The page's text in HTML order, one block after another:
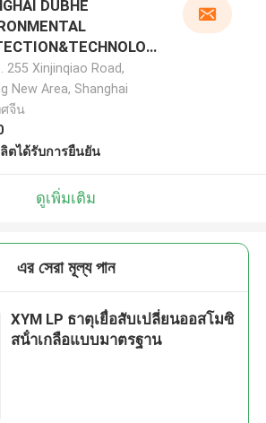
DUBHE
รายละเอียดผู้ผลิต
255 Xinjinqiao Road,
New Area, Shanghai
ศจีน
ตได้รับการยืนยัน
ดูเพิ่มเติม
এর সেরা মূল্য পান
XYM LP ธาตุเยื่อสับเปลี่ยนออสโมซิ
สน้ําเกลือแบบมาตรฐาน